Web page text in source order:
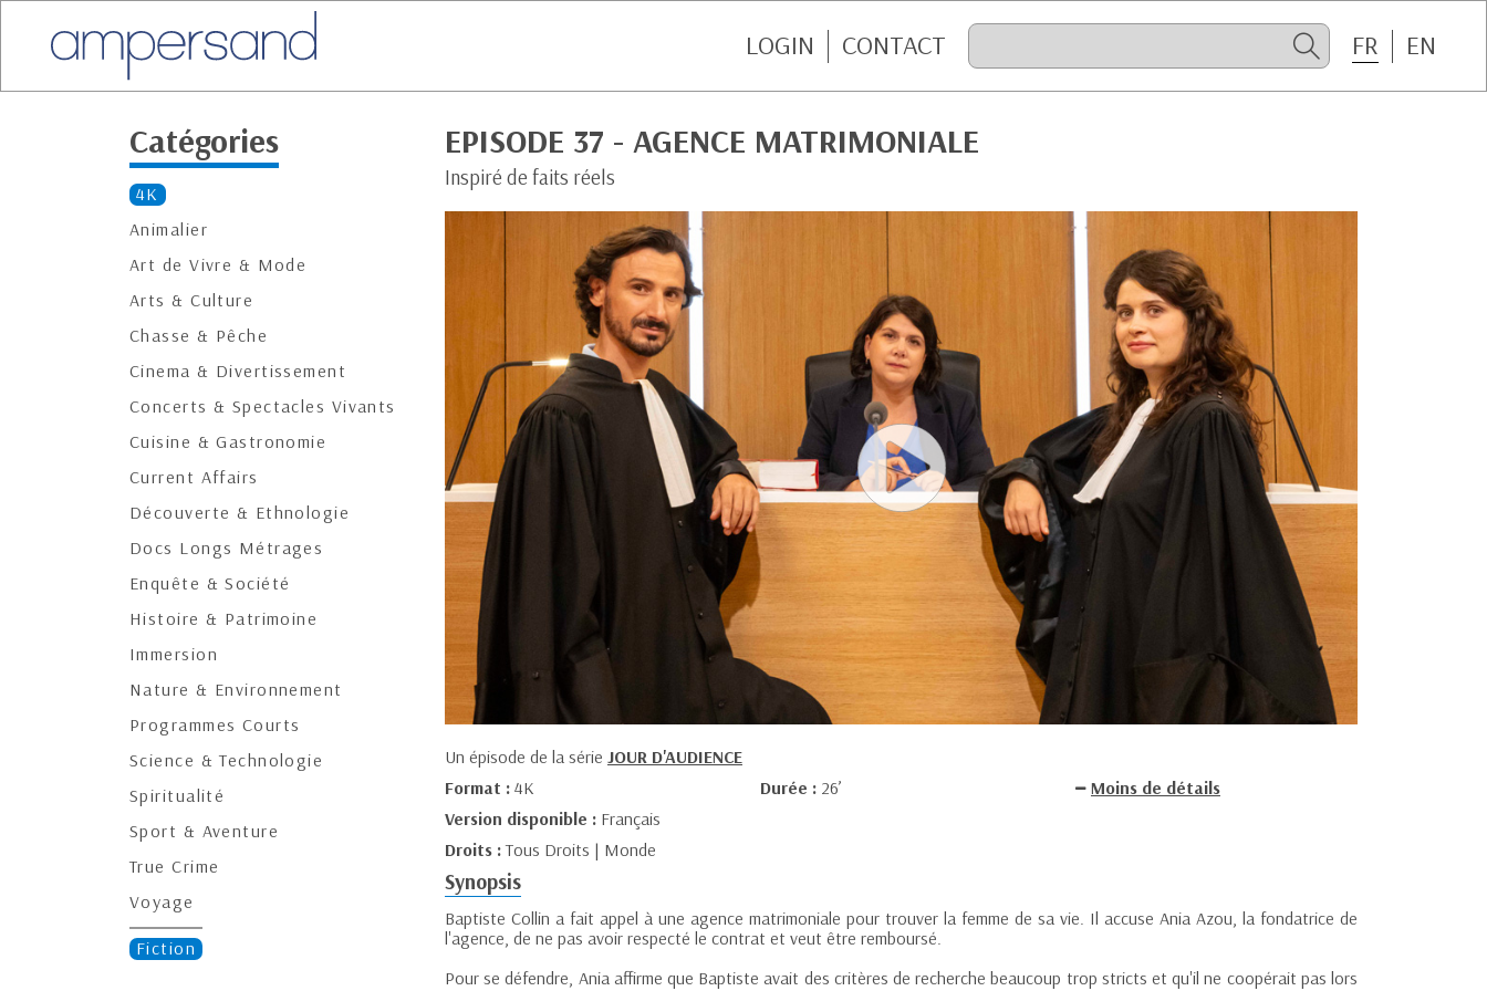
LOGIN CONTACT FR EN
Catégories
4K
Animalier
Art de Vivre & Mode
Arts & Culture
Chasse & Pêche
Cinema & Divertissement
Concerts & Spectacles Vivants
Cuisine & Gastronomie
Current Affairs
Découverte & Ethnologie
Docs Longs Métrages
Enquête & Société
Histoire & Patrimoine
Immersion
Nature & Environnement
Programmes Courts
Science & Technologie
Spiritualité
Sport & Aventure
True Crime
Voyage
Fiction
EPISODE 37 - AGENCE MATRIMONIALE
Inspiré de faits réels
Un épisode de la série JOUR D'AUDIENCE
Format : 4K Durée : 26’
Moins de détails
Version disponible : Français
Droits :Tous Droits | Monde
Synopsis
Baptiste Collin a fait appel à une agence matrimoniale pour trouver la femme de sa vie. Il accuse Ania Azou, la fondatrice de
l'agence, de ne pas avoir respecté le contrat et veut être remboursé.
Pour se défendre, Ania affirme que Baptiste avait des critères de recherche beaucoup trop stricts et qu'il ne coopérait pas lors